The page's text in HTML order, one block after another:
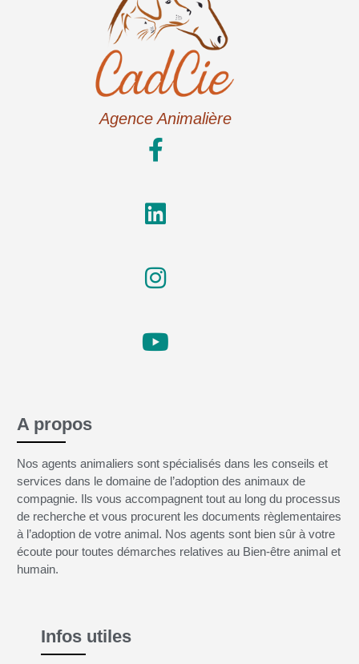
Agence Animalière
A propos
Nos agents animaliers sont spécialisés dans les conseils et
services dans le domaine de l’adoption des animaux de
compagnie. Ils vous accompagnent tout au long du processus
de recherche et vous procurent les documents règlementaires
à l’adoption de votre animal. Nos agents sont bien sûr à votre
écoute pour toutes démarches relatives au Bien-être animal et
humain.
Infos utiles